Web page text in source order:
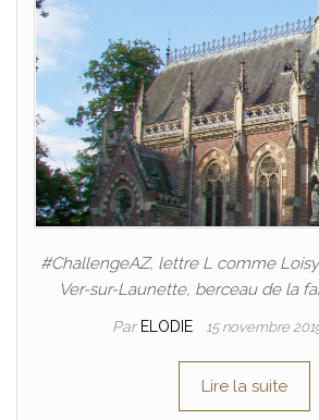
#ChallengeAZ, lettre L comme
Ver-sur-Launette, berceau de la
Par ELODIE 15 novembre
Lire la suite